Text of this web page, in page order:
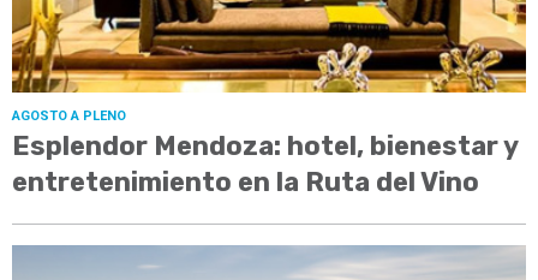
AGOSTO A PLENO
Esplendor Mendoza: hotel, bienestar y
entretenimiento en la Ruta del Vino